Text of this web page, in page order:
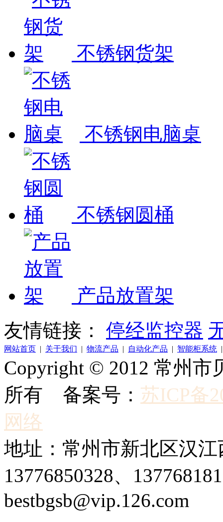
不锈钢货架
不锈钢电脑桌
不锈钢圆桶
产品放置架
友情链接： 停经监控器
网站首页 | 关于我们 | 物流产品 | 自动化产品 | 智能柜系统
Copyright © 2012 常州
所有 备案号： 苏ICP备
网络
地址：常州市新北区汉
13776850328、
bestbgsb@vip.126.com